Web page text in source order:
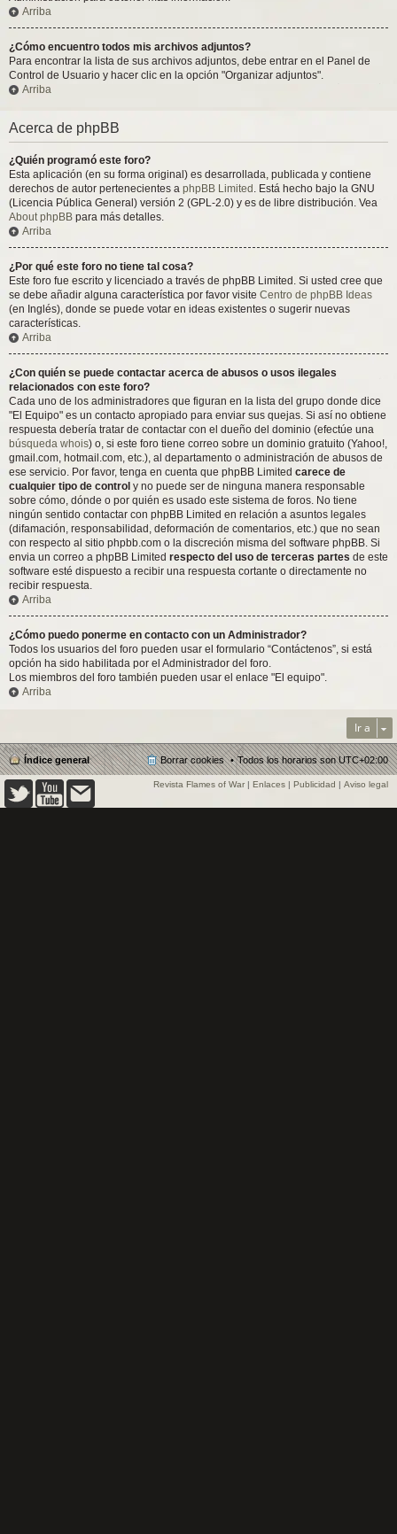
Arriba
¿Cómo encuentro todos mis archivos adjuntos?
Para encontrar la lista de sus archivos adjuntos, debe entrar en el Panel de
Control de Usuario y hacer clic en la opción "Organizar adjuntos".
Arriba
Acerca de phpBB
¿Quién programó este foro?
Esta aplicación (en su forma original) es desarrollada, publicada y contiene
derechos de autor pertenecientes a phpBB Limited . Está hecho bajo la GNU
(Licencia Pública General) versión 2 (GPL-2.0) y es de libre distribución. Vea
About phpBB para más detalles.
Arriba
¿Por qué este foro no tiene tal cosa?
Este foro fue escrito y licenciado a través de phpBB Limited. Si usted cree que
se debe añadir alguna característica por favor visite Centro de phpBB Ideas
(en Inglés), donde se puede votar en ideas existentes o sugerir nuevas
características.
Arriba
¿Con quién se puede contactar acerca de abusos o usos ilegales
relacionados con este foro?
Cada uno de los administradores que figuran en la lista del grupo donde dice
"El Equipo" es un contacto apropiado para enviar sus quejas. Si así no obtiene
respuesta debería tratar de contactar con el dueño del dominio (efectúe una
búsqueda whois) o, si este foro tiene correo sobre un dominio gratuito (Yahoo!,
gmail.com, hotmail.com, etc.), al departamento o administración de abusos de
ese servicio. Por favor, tenga en cuenta que phpBB Limited carece de
cualquier tipo de control y no puede ser de ninguna manera responsable
sobre cómo, dónde o por quién es usado este sistema de foros. No tiene
ningún sentido contactar con phpBB Limited en relación a asuntos legales
(difamación, responsabilidad, deformación de comentarios, etc.) que no sean
con respecto al sitio phpbb.com o la discreción misma del software phpBB. Si
envia un correo a phpBB Limited respecto del uso de terceras partes de este
software esté dispuesto a recibir una respuesta cortante o directamente no
recibir respuesta.
Arriba
¿Cómo puedo ponerme en contacto con un Administrador?
Todos los usuarios del foro pueden usar el formulario “Contáctenos”, si está
opción ha sido habilitada por el Administrador del foro.
Los miembros del foro también pueden usar el enlace "El equipo".
Arriba
Ir a
Índice general Todos los horarios sonUTC+02:00
Borrar cookies
Revista Flames of War | Enlaces | Publicidad | Aviso legal